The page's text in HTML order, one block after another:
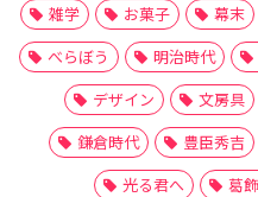
雑学
お菓子 幕末
べらぼう
明治時代
デザイン
文房具
鎌倉時代
豊臣秀吉
光る君へ
葛